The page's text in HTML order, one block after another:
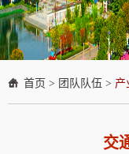
首页 > 团队队伍 > 产
交